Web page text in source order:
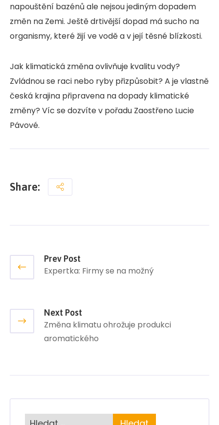
napouštění bazénů ale nejsou jediným dopadem
změn na Zemi. Ještě drtivější dopad má sucho na
organismy, které žijí ve vodě a v její těsné blízkosti.
Jak klimatická změna ovlivňuje kvalitu vody?
Zvládnou se raci nebo ryby přizpůsobit? A je vlastně
česká krajina připravena na dopady klimatické
změny? Víc se dozvíte v pořadu Zaostřeno Lucie
Pávové.
Share:
Prev Post
Expertka: Firmy se na možný
Next Post
Změna klimatu ohrožuje produkci
aromatického